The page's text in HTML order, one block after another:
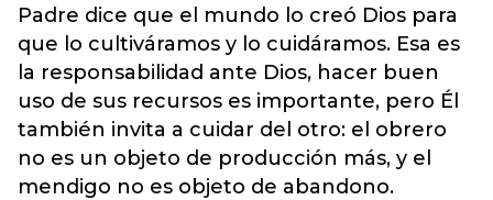
Padre dice que el mundo lo creó Dios para
que lo cultiváramos y lo cuidáramos. Esa es
la responsabilidad ante Dios, hacer buen
uso de sus recursos es importante, pero Él
también invita a cuidar del otro: el obrero
no es un objeto de producción más, y el
mendigo no es objeto de abandono.